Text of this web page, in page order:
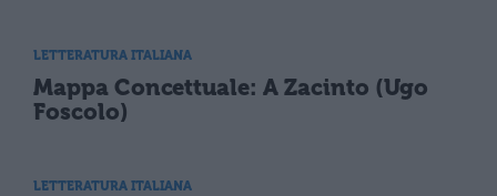
LETTERATURA ITALIANA
Mappa Concettuale: A Zacinto (Ugo
Foscolo)
LETTERATURA ITALIANA